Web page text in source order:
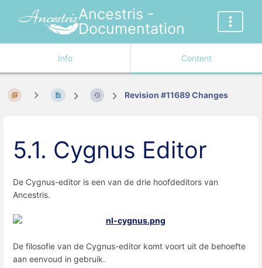
Ancestris -
Documentation
Info Content
Revision #11689 Changes
5.1. Cygnus Editor
De Cygnus-editor is een van de drie hoofdeditors van
Ancestris.
De filosofie van de Cygnus-editor komt voort uit de behoefte
aan eenvoud in gebruik.